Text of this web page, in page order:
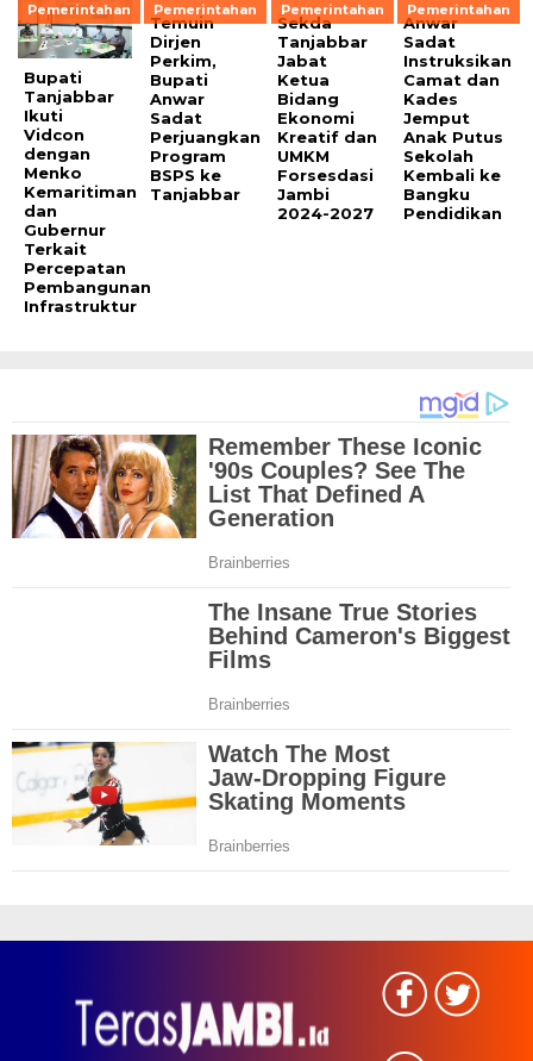
Pemerintahan
Bupati
Tanjabbar
Ikuti
Vidcon
dengan
Menko
Kemaritiman
dan
Gubernur
Terkait
Percepatan
Pembangunan
Infrastruktur
Pemerintahan
Temuin
Dirjen
Perkim,
Bupati
Anwar
Sadat
Perjuangkan
Program
BSPS ke
Tanjabbar
Pemerintahan
Sekda
Tanjabbar
Jabat
Ketua
Bidang
Ekonomi
Kreatif dan
UMKM
Forsesdasi
Jambi
2024-2027
Pemerintahan
Anwar
Sadat
Instruksikan
Camat dan
Kades
Jemput
Anak Putus
Sekolah
Kembali ke
Bangku
Pendidikan